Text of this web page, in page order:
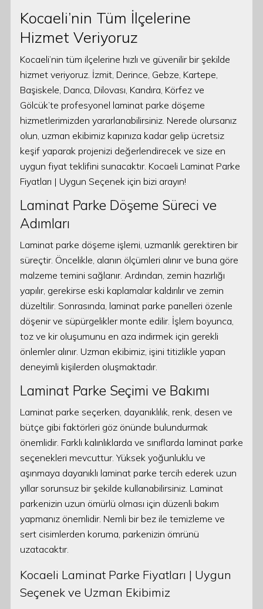
Kocaeli’nin Tüm İlçelerine
Hizmet Veriyoruz
Kocaeli’nin tüm ilçelerine hızlı ve güvenilir bir şekilde
hizmet veriyoruz. İzmit, Derince, Gebze, Kartepe,
Başiskele, Darıca, Dilovası, Kandıra, Körfez ve
Gölcük’te profesyonel laminat parke döşeme
hizmetlerimizden yararlanabilirsiniz. Nerede olursanız
olun, uzman ekibimiz kapınıza kadar gelip ücretsiz
keşif yaparak projenizi değerlendirecek ve size en
uygun fiyat teklifini sunacaktır. Kocaeli Laminat Parke
Fiyatları | Uygun Seçenek için bizi arayın!
Laminat Parke Döşeme Süreci ve
Adımları
Laminat parke döşeme işlemi, uzmanlık gerektiren bir
süreçtir. Öncelikle, alanın ölçümleri alınır ve buna göre
malzeme temini sağlanır. Ardından, zemin hazırlığı
yapılır, gerekirse eski kaplamalar kaldırılır ve zemin
düzeltilir. Sonrasında, laminat parke panelleri özenle
döşenir ve süpürgelikler monte edilir. İşlem boyunca,
toz ve kir oluşumunu en aza indirmek için gerekli
önlemler alınır. Uzman ekibimiz, işini titizlikle yapan
deneyimli kişilerden oluşmaktadır.
Laminat Parke Seçimi ve Bakımı
Laminat parke seçerken, dayanıklılık, renk, desen ve
bütçe gibi faktörleri göz önünde bulundurmak
önemlidir. Farklı kalınlıklarda ve sınıflarda laminat parke
seçenekleri mevcuttur. Yüksek yoğunluklu ve
aşınmaya dayanıklı laminat parke tercih ederek uzun
yıllar sorunsuz bir şekilde kullanabilirsiniz. Laminat
parkenizin uzun ömürlü olması için düzenli bakım
yapmanız önemlidir. Nemli bir bez ile temizleme ve
sert cisimlerden koruma, parkenizin ömrünü
uzatacaktır.
Kocaeli Laminat Parke Fiyatları | Uygun
Seçenek ve Uzman Ekibimiz